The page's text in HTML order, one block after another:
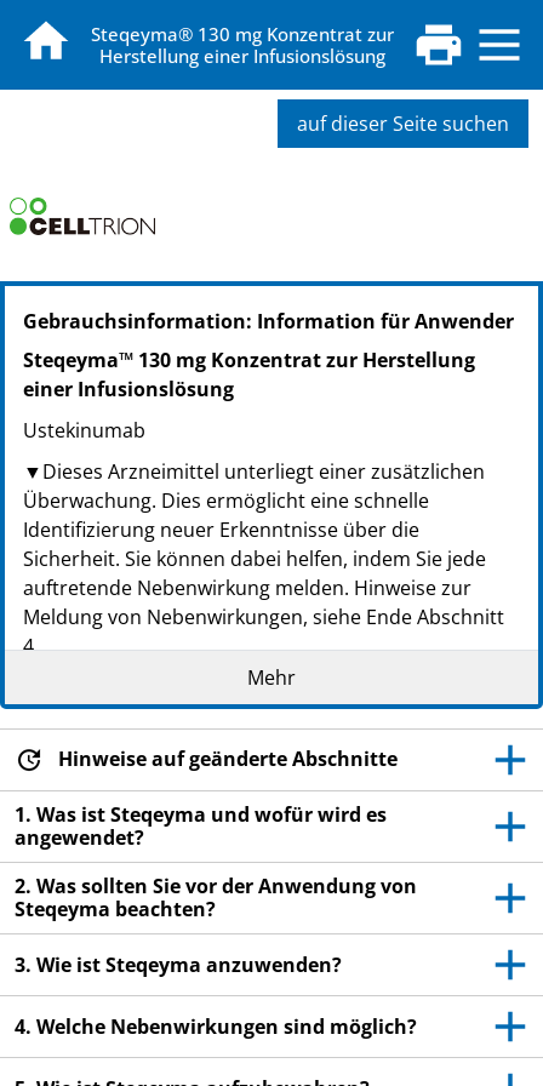
Steqeyma® 130 mg Konzentrat zur
Herstellung einer Infusionslösung
auf dieser Seite suchen
PZN: 19175251
PPN: 111917525150
NTIN: 04150191752519
Gebrauchsinformation: Information für Anwender
Steqeyma™ 130 mg Konzentrat zur Herstellung
einer Infusionslösung
Ustekinumab
▼Dieses Arzneimittel unterliegt einer zusätzlichen
Überwachung. Dies ermöglicht eine schnelle
Identifizierung neuer Erkenntnisse über die
Sicherheit. Sie können dabei helfen, indem Sie jede
auftretende Nebenwirkung melden. Hinweise zur
Meldung von Nebenwirkungen, siehe Ende Abschnitt
4.
Lesen Sie die gesamte Packungsbeilage sorgfältig
durch, bevor Sie mit der Anwendung dieses
Arzneimittels beginnen, denn sie enthält wichtige
Informationen.
Diese Packungsbeilage wurde für die Person
erstellt, die dieses Arzneimittel anwendet.
Heben Sie die Packungsbeilage auf. Vielleicht
möchten Sie diese später nochmals lesen.
an Ihren Arzt oder Apotheker.
Wenn Sie Nebenwirkungen bemerken, wenden Sie
sich an Ihren Arzt oder Apotheker. Dies gilt auch
für Nebenwirkungen, die nicht in dieser
Mehr
Hinweise auf geänderte Abschnitte
1. Was ist Steqeyma und wofür wird es
angewendet?
2. Was sollten Sie vor der Anwendung von
Steqeyma beachten?
3. Wie ist Steqeyma anzuwenden?
4. Welche Nebenwirkungen sind möglich?